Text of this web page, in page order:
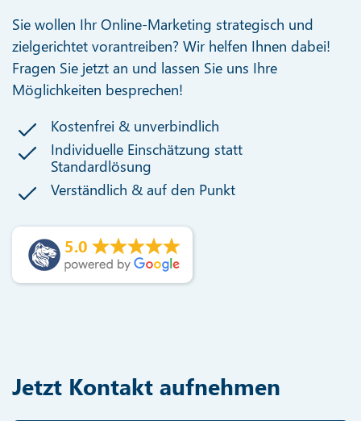
Sie wollen Ihr Online-Marketing strategisch und
zielgerichtet vorantreiben? Wir helfen Ihnen dabei!
Fragen Sie jetzt an und lassen Sie uns Ihre
Möglichkeiten besprechen!
Kostenfrei & unverbindlich
Individuelle Einschätzung statt
Standardlösung
Verständlich & auf den Punkt
5.0
Jetzt Kontakt aufnehmen